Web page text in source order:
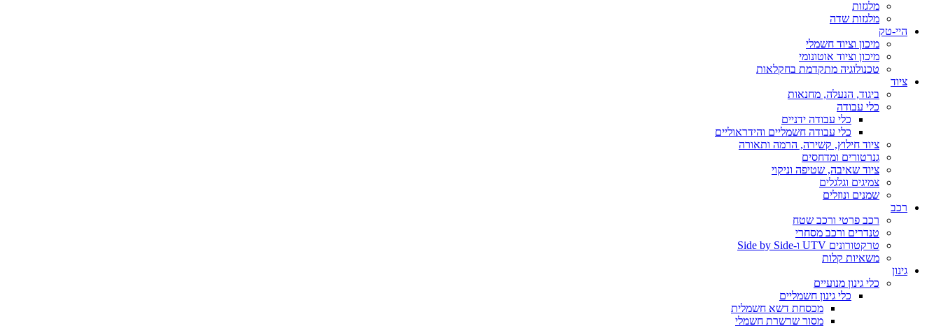
מלגזות
מלגזות שדה
היי-טק
מיכון וציוד חשמלי
מיכון וציוד אוטונומי
טכנולוגיה מתקדמת בחקלאות
ציוד
ביגוד, הנעלה, מחנאות
כלי עבודה
כלי עבודה ידניים
כלי עבודה חשמליים והידראוליים
ציוד חילוץ, קשירה, הרמה ותאורה
גנרטורים ומדחסים
ציוד שאיבה, שטיפה וניקוי
צמיגים וגלגלים
שמנים ונוזלים
רכב
רכב פרטי ורכב שטח
טנדרים ורכב מסחרי
טרקטורונים UTV ו-Side by Side
משאיות קלות
גינון
כלי גינון מנועיים
כלי גינון חשמליים
מכסחת דשא חשמלית
מסור שרשרת חשמלי